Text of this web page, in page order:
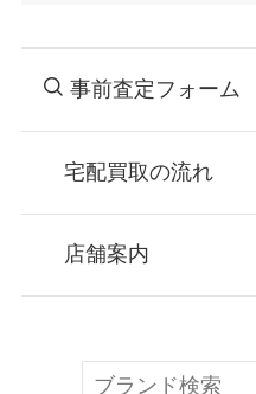
事前査定フォーム
宅配買取の流れ
お申込み
店舗案内